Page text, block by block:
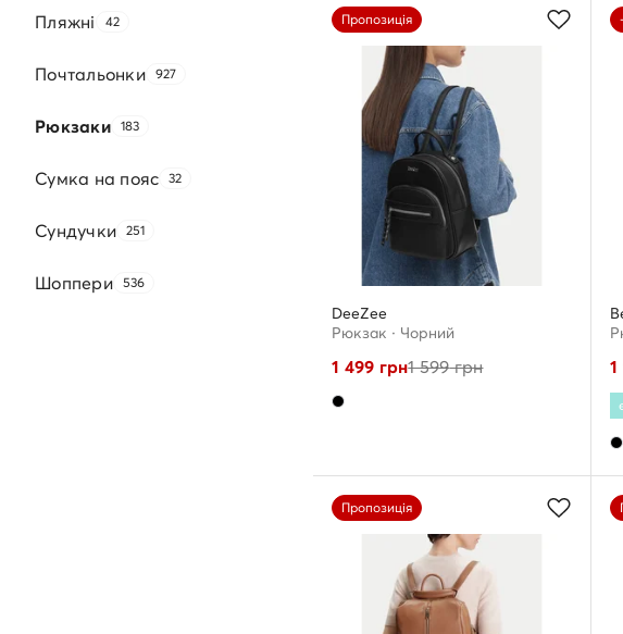
Пляжні 42
Почтальонки 927
Рюкзаки 183
Сумка на пояс 32
Сундучки 251
Шоппери 536
Пропозиція
DeeZee
Рюкзак · Чорний
1 499 грн1 599грн 1
Пропозиція